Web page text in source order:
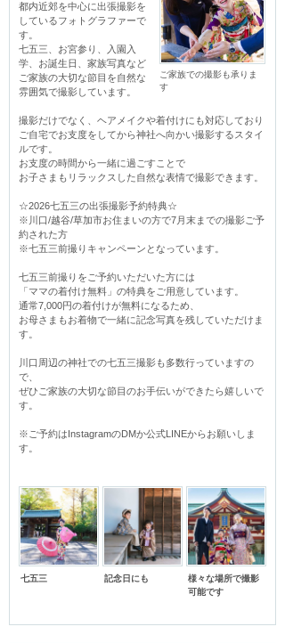
ご家族での撮影も承りま
す
都内近郊を中心に出張撮影を
しているフォトグラファーで
す。
七五三、お宮参り、入園入
学、お誕生日、家族写真など
ご家族の大切な節目を自然な
雰囲気で撮影しています。
撮影だけでなく、ヘアメイクや着付けにも対応しており
ご自宅でお支度をしてから神社へ向かい撮影するスタイ
ルです。
お支度の時間から一緒に過ごすことで
お子さまもリラックスした自然な表情で撮影できます。
☆2026七五三の出張撮影予約特典☆
※川口/越谷/草加市お住まいの方で7月末までの撮影ご予
約された方
※七五三前撮りキャンペーンとなっています。
七五三前撮りをご予約いただいた方には
「ママの着付け無料」の特典をご用意しています。
通常7,000円の着付けが無料になるため、
お母さまもお着物で一緒に記念写真を残していただけま
す。
川口周辺の神社での七五三撮影も多数行っていますの
で、
ぜひご家族の大切な節目のお手伝いができたら嬉しいで
す。
※ご予約はInstagramのDMか公式LINEからお願いしま
す。
七五三 記念日にも
様々な場所で撮影
可能です